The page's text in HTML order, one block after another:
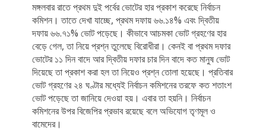
মঙ্গলবার রাতে প্রথম দুই পর্বের ভোটের হার প্রকাশ করেছে নির্বাচন
কমিশন। তাতে দেখা যাচ্ছে, প্রথম দফায় ৬৬.১৪% এবং দ্বিতীয়
দফায় ৬৬.৭১% ভোট পড়েছে। কীভাবে আচমকা ভোট গ্রহণের হার
বেড়ে গেল, তা নিয়ে প্রশ্ন তুলেছে বিরোধীরা। কেনই বা প্রথম দফার
ভোটের ১১ দিন বাদে আর দ্বিতীয় দফার চার দিন বাদে কত মানুষ ভোট
দিয়েছে তা প্রকাশ করা হল তা নিয়েও প্রশ্ন তোলা হয়েছে। প্রতিবার
ভোট গ্রহণের ২৪ ঘণ্টার মধ্যেই নির্বাচন কমিশনের তরফে কত শতাংশ
ভোট পড়েছে তা জানিয়ে দেওয়া হয়। এবার তা হয়নি। নির্বাচন
কমিশনের উপর বিজেপির প্রভাব রয়েছে বলে অভিযোগ তৃণমূল ও
বামেদের।